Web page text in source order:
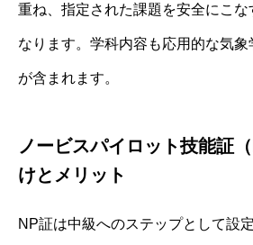
重ね、指定された課題を安全にこな
なります。学科内容も応用的な気
が含まれます。
ノービスパイロット技能証
けとメリット
NP証は中級へのステップとして設